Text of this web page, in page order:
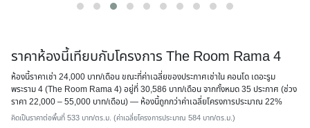
ราคาห้องนี้เทียบกับโครงการ The Room Rama 4
ห้องนี้ราคาเช่า 24,000 บาท/เดือน ขณะที่ค่าเฉลี่ยของประกาศเช่าใน คอนโด เดอะรูม
พระราม 4 (The Room Rama 4) อยู่ที่ 30,586 บาท/เดือน จากทั้งหมด 35 ประกาศ (ช่วง
ราคา 22,000 – 55,000 บาท/เดือน) — ห้องนี้ถูกกว่าค่าเฉลี่ยโครงการประมาณ 22%
คิดเป็นราคาต่อพื้นที่ 533 บาท/ตร.ม. (ค่าเฉลี่ยโครงการประมาณ 584 บาท/ตร.ม.)